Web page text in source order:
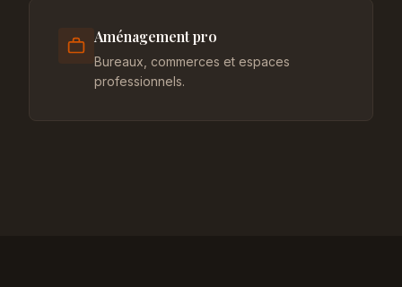
Aménagement pro
Bureaux, commerces et espaces
professionnels.